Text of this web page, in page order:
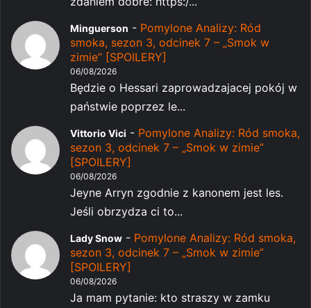
Minguerson - Pomylone Analizy: Ród
smoka, sezon 3, odcinek 7 – „Smok w
zimie” [SPOILERY]
06/08/2026
Będzie o Hessari zaprowadzajacej pokój w
państwie poprzez le...
Vittorio Vici - Pomylone Analizy: Ród smoka,
sezon 3, odcinek 7 – „Smok w zimie”
[SPOILERY]
06/08/2026
Jeyne Arryn zgodnie z kanonem jest les.
Jeśli obrzydza ci to...
Lady Snow - Pomylone Analizy: Ród smoka,
sezon 3, odcinek 7 – „Smok w zimie”
[SPOILERY]
06/08/2026
Ja mam pytanie: kto straszy w zamku